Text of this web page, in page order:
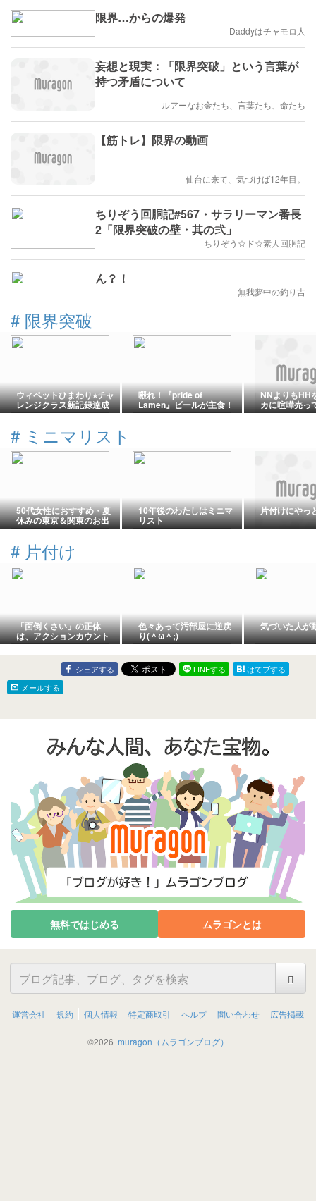
限界…からの爆発
Daddyはチャモロ人
妄想と現実：「限界突破」という言葉が
持つ矛盾について
ルアーなお金たち、言葉たち、命たち
【筋トレ】限界の動画
仙台に来て、気づけば12年目。
ちりぞう回胴記#567・サラリーマン番長
2「限界突破の壁・其の弐」
ちりぞう☆ド☆素人回胴記
ん？！
無我夢中の釣り吉
# 限界突破
ウィペットひまわり⭐︎チャ
レンジクラス新記録達成
啜れ！『pride of
Lamen』ビールが主食！
拉麺男のマッチアップら
NNよりもHH
カに喧嘩売っ
ゃないよ）
# ミニマリスト
50代女性におすすめ・夏
休みの東京＆関東のお出
かけ先、運気アップのス
10年後のわたしはミニマ
リスト
片付けにやっ
# 片付け
「面倒くさい」の正体
は、アクションカウント
色々あって汚部屋に逆戻
り(＾ω＾;)
気づいた人が
シェアする LINEする
はてブする
メールする
無料ではじめる ムラゴンとは
運営会社 規約 個人情報 特定商取引 ヘルプ 問い合わせ 広告掲載
©2026 muragon（ムラゴンブログ）